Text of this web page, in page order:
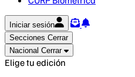
Iniciar sesión
Secciones Cerrar
Nacional Cerrar
Elige tu edición